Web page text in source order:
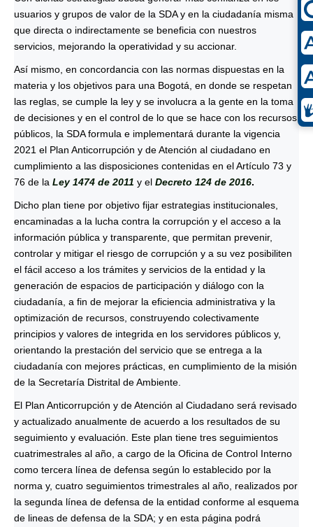
usuarios y grupos de valor de la SDA y en la ciudadanía misma
que directa o indirectamente se beneficia con nuestros
servicios, mejorando la operatividad y su accionar.
Así mismo, en concordancia con las normas dispuestas en la
materia y los objetivos para una Bogotá, en donde se respetan
las reglas, se cumple la ley y se involucra a la gente en la toma
de decisiones y en el control de lo que se hace con los recursos
públicos, la SDA formula e implementará durante la vigencia
2021 el Plan Anticorrupción y de Atención al ciudadano en
cumplimiento a las disposiciones contenidas en el Artículo 73 y
76 de la Ley 1474 de 2011 y el Decreto 124 de 2016.
Dicho plan tiene por objetivo fijar estrategias institucionales,
encaminadas a la lucha contra la corrupción y el acceso a la
información pública y transparente, que permitan prevenir,
controlar y mitigar el riesgo de corrupción y a su vez posibiliten
el fácil acceso a los trámites y servicios de la entidad y la
generación de espacios de participación y diálogo con la
ciudadanía, a fin de mejorar la eficiencia administrativa y la
optimización de recursos, construyendo colectivamente
principios y valores de integrida en los servidores públicos y,
orientando la prestación del servicio que se entrega a la
ciudadanía con mejores prácticas, en cumplimiento de la misión
de la Secretaría Distrital de Ambiente.
El Plan Anticorrupción y de Atención al Ciudadano será revisado
y actualizado anualmente de acuerdo a los resultados de su
seguimiento y evaluación. Este plan tiene tres seguimientos
cuatrimestrales al año, a cargo de la Oficina de Control Interno
como tercera línea de defensa según lo establecido por la
norma y, cuatro seguimientos trimestrales al año, realizados por
la segunda línea de defensa de la entidad conforme al esquema
de lineas de defensa de la SDA; y en esta página podrá